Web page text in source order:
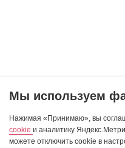
Мы используем
Нажимая «Принимаю», вы
cookie и аналитику
можете отключить cookie в